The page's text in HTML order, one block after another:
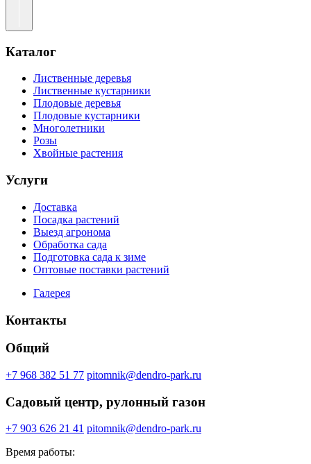
Каталог
Лиственные деревья
Лиственные кустарники
Плодовые деревья
Плодовые кустарники
Многолетники
Розы
Хвойные растения
Услуги
Доставка
Посадка растений
Выезд агронома
Обработка сада
Подготовка сада к зиме
Оптовые поставки растений
Галерея
Контакты
Общий
+7 968 382 51 77 pitomnik@dendro-park.ru
Садовый центр, рулонный газон
+7 903 626 21 41 pitomnik@dendro-park.ru
Время работы: